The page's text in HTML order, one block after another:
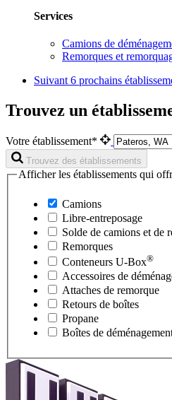
Services
Camions de
Remorques et
Suivant 6 prochains
Trouvez un
Votre établissement*
Trouvez des établissements
Afficher les établissements qui
Camions
Libre-entreposage
Solde de camions et de
Remorques
Conteneurs U-Box®
Accessoires de
Attaches de remorque
Retours de boîtes
Propane
Boîtes de